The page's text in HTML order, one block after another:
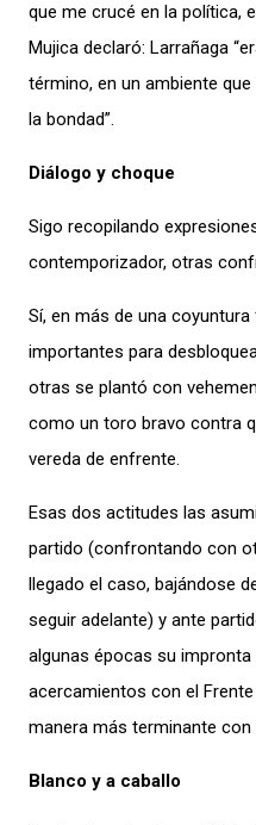
que me crucé en la política,
Mujica declaró: Larrañaga
término, en un ambiente
la bondad”.
Diálogo y choque
Sigo recopilando
contemporizador, otras
Sí, en más de una
importantes para
otras se plantó con
como un toro bravo contra
vereda de enfrente.
Esas dos actitudes las
partido (confrontando con
llegado el caso, bajándose
seguir adelante) y ante
algunas épocas su
acercamientos con el
manera más terminante
Blanco y a caballo